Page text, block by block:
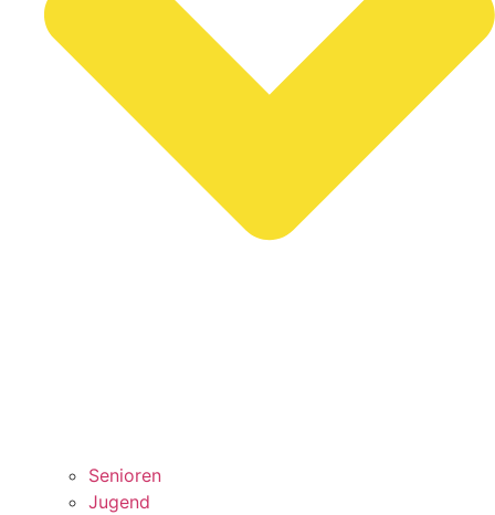
Senioren
Jugend